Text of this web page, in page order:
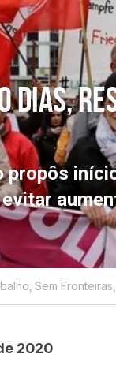
dias,
Sem Fronteiras,
2020